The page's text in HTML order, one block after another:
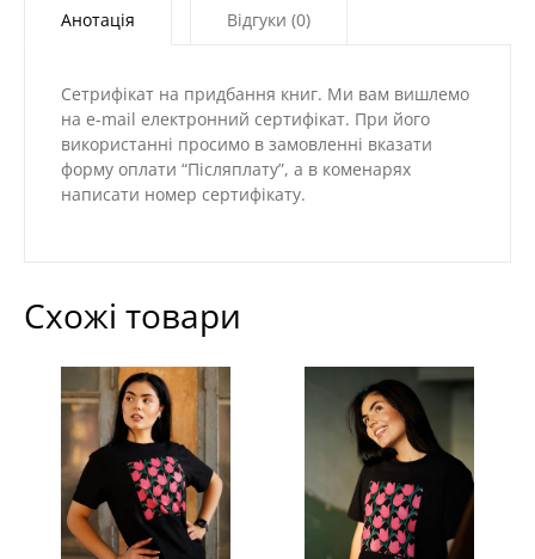
Анотація Відгуки (0)
Сетрифікат на придбання книг. Ми вам вишлемо
на e-mail електронний сертифікат. При його
використанні просимо в замовленні вказати
форму оплати “Післяплату”, а в коменарях
написати номер сертифікату.
Схожі товари